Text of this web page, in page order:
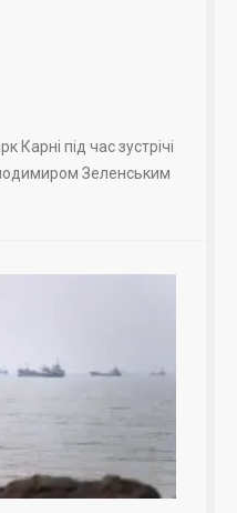
Карні під час зустрічі
Зеленським